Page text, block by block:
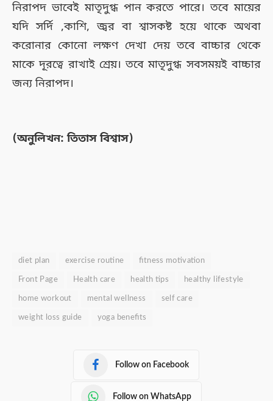
নিরাপদ ভাবেই মাতৃদুগ্ধ পান করতে পারে। তবে মায়ের
যদি সর্দি ,কাশি, জ্বর বা শ্বাসকষ্ট হয়ে থাকে অথবা
করোনার কোনো লক্ষণ দেখা দেয় তবে বাচ্চার থেকে
মাকে দূরত্বে রাখাই শ্রেয়। তবে মাতৃদুগ্ধ সবসময়ই বাচ্চার
জন্য নিরাপদ।
(অনুলিখন: তিতাস বিশ্বাস)
diet plan exercise routine fitness motivation
Front Page Health care health tips healthy lifestyle
home workout mental wellness self care
weight loss guide yoga benefits
Follow on Facebook
Follow on WhatsApp